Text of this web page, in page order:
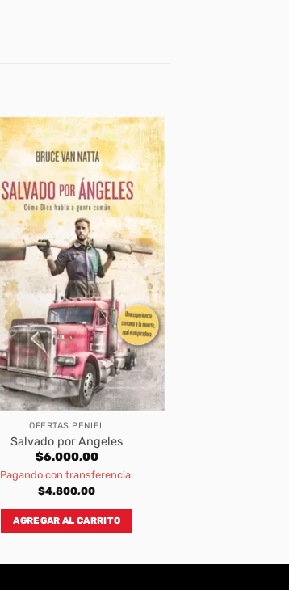
OFERTAS PENIEL
Salvado por Angeles
$6.000,00
Pagando con transferencia:
$4.800,00
AGREGAR AL CARRITO